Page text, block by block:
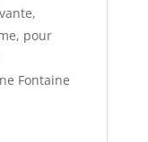
pour
Fontaine